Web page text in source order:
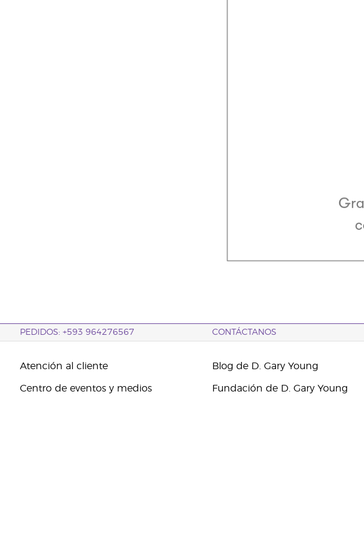
PEDIDOS: +593 964276567 CONTÁCTANOS
Atención al cliente
Centro de eventos y medios
Blog de D. Gary Young
Fundación de D. Gary Young